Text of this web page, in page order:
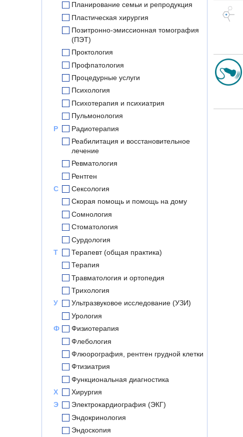
Планирование семьи и репродукция
Пластическая хирургия
Позитронно-эмиссионная томография
(ПЭТ)
Проктология
Профпатология
Процедурные услуги
Психология
Психотерапия и психиатрия
Пульмонология
Р
Радиотерапия
Реабилитация и восстановительное
лечение
Ревматология
Рентген
С
Сексология
Скорая помощь и помощь на дому
Сомнология
Стоматология
Сурдология
Т
Терапевт (общая практика)
Терапия
Травматология и ортопедия
Трихология
У
Ультразвуковое исследование (УЗИ)
Урология
Ф
Физиотерапия
Флебология
Флюорография, рентген грудной клетки
Фтизиатрия
Функциональная диагностика
Х
Хирургия
Э
Электрокардиография (ЭКГ)
Эндокринология
Эндоскопия